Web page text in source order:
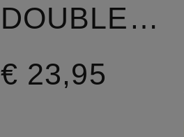
DOUBLEFACE
€ 23,95